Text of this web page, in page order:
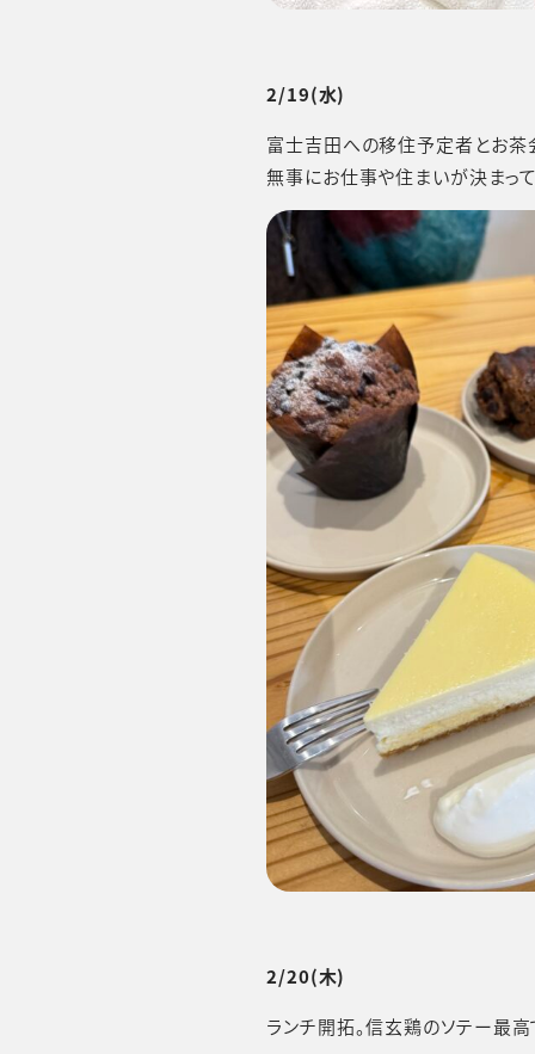
2/19(水)
富士吉田への移住予定者とお茶
無事にお仕事や住まいが決まっ
2/20(木)
ランチ開拓。信玄鶏のソテー最高